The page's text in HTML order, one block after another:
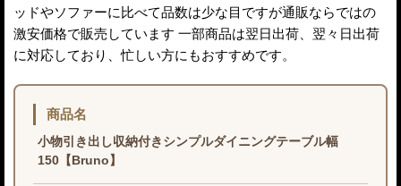
ッドやソファーに比べて品数は少な目ですが通販ならではの
激安価格で販売しています 一部商品は翌日出荷、翌々日出荷
に対応しており、忙しい方にもおすすめです。
商品名
小物引き出し収納付きシンプルダイニングテーブル幅
150【Bruno】